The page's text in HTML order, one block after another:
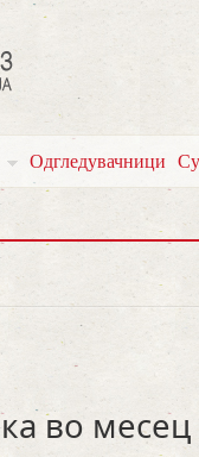
Одгледувачници
во